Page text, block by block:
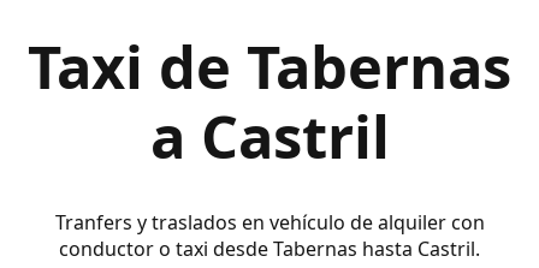
Taxi de Tabernas
a Castril
Tranfers y traslados en vehículo de alquiler con
conductor o taxi desde Tabernas hasta Castril.